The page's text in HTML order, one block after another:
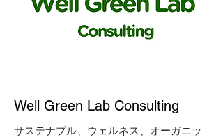
​Well Green Lab Consulting
サステナブル、ウェルネス、オーガニッ